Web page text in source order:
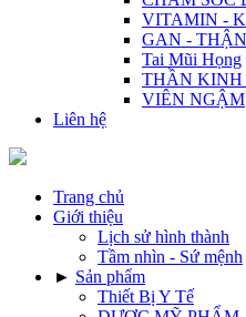
VITAMIN -
GAN - THẬN
Tai Mũi Họng
THẦN KINH
VIÊN NGẬM
Liên hệ
Trang chủ
Giới thiệu
Lịch sử hình thành
Tầm nhìn - Sứ mệnh
► Sản phẩm
Thiết Bị Y Tế